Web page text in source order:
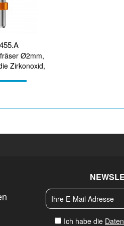
Ø2mm,
Zirkonoxid,
Ich habe die